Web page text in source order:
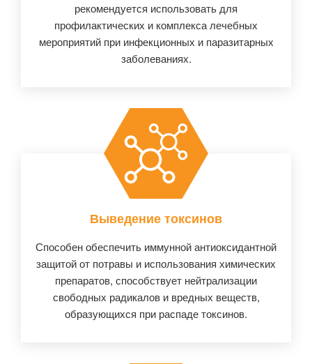
рекомендуется использовать для
профилактических и комплекса лечебных
мероприятий при инфекционных и паразитарных
заболеваниях.
Выведение токсинов
Способен обеспечить иммунной антиоксидантной
защитой от потравы и использования химических
препаратов, способствует нейтрализации
свободных радикалов и вредных веществ,
образующихся при распаде токсинов.